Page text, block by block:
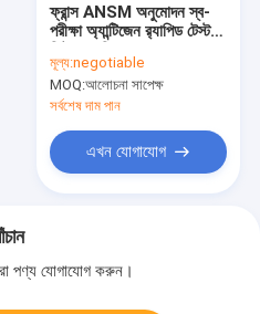
ফ্রান্স ANSM অনুমোদন স্ব-
পরীক্ষা অ্যান্টিজেন র‌্যাপিড টেস্ট
মূল্য:negotiable
MOQ:আলোচনা সাপেক্ষ
সর্বশেষ দাম পান
এখন যোগাযোগ
পণ্য যোগাযোগ করুন।